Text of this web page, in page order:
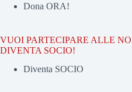
Dona ORA!
VUOI PARTECIPARE ALLE
DIVENTA SOCIO!
Diventa SOCIO